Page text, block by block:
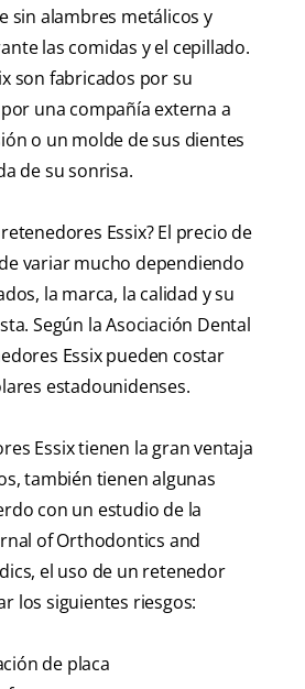
sin alambres metálicos y
las comidas y el cepillado.
son fabricados por su
una compañía externa a
o un molde de sus dientes
de su sonrisa.
Essix? El precio de
variar mucho dependiendo
la marca, la calidad y su
Según la Asociación Dental
Essix pueden costar
estadounidenses.
Essix tienen la gran ventaja
también tienen algunas
con un estudio de la
of Orthodontics and
el uso de un retenedor
los siguientes riesgos:
de placa